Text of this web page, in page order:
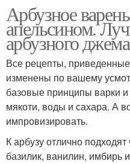
Арбузное
апельсином.
арбузного джема
Все рецепты, приведенные
изменены по вашему
базовые принципы варки
мякоти, воды и сахара. А
импровизировать.
К арбузу отлично
базилик, ванилин, имбирь